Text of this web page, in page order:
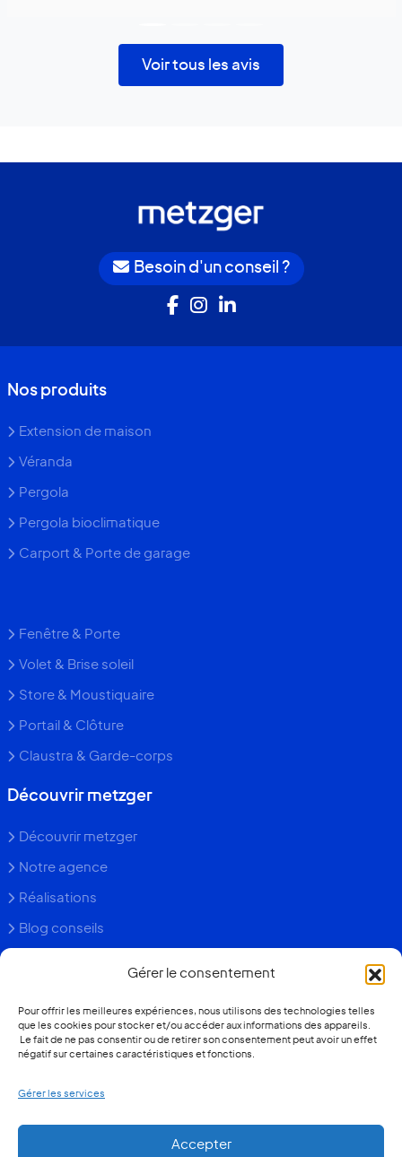
Gérer le consentement
Pour offrir les meilleures expériences, nous utilisons des technologies telles
que les cookies pour stocker et/ou accéder aux informations des appareils.
Le fait de ne pas consentir ou de retirer son consentement peut avoir un effet
négatif sur certaines caractéristiques et fonctions.
Gérer les services
Accepter
Voir tous les avis
Besoin d'un conseil ?
Nos produits
Extension de maison
Véranda
Pergola
Pergola bioclimatique
Carport & Porte de garage
Fenêtre & Porte
Volet & Brise soleil
Store & Moustiquaire
Portail & Clôture
Claustra & Garde-corps
Découvrir metzger
Découvrir metzger
Notre agence
Réalisations
Blog conseils
+352 26 36 13 93
Contacter notre agence